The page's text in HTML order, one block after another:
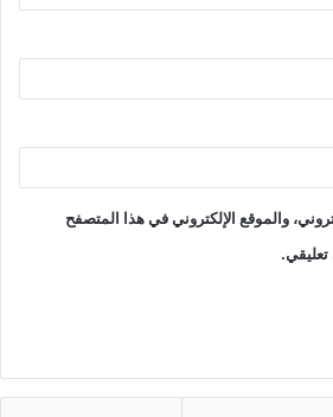
والموقع الإلكتروني في هذا المتصفح
تعليقي.